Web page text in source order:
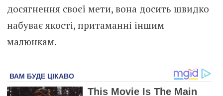
досягнення своєї мети, вона досить швидко
набуває якості, притаманні іншим
малюнкам.